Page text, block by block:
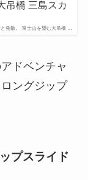
と発散。 富士山を望む大吊橋 …
吊橋 三島スカ
ドベンチャ
ングジップ
プスライド